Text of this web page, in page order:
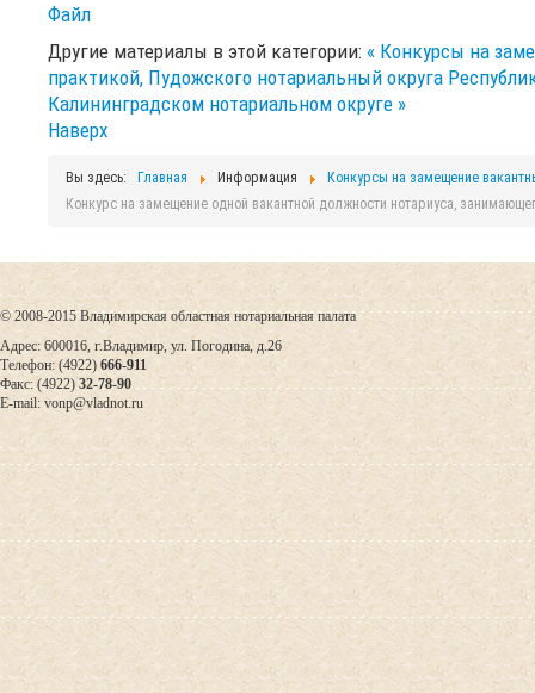
Файл
Другие материалы в этой категории: « Конкурсы на
практикой, Пудожского нотариальный округа
Калининградском нотариальном округе »
Наверх
Вы здесь: Главная Информация
Конкурсы на замещение
Конкурс на замещение одной вакантной должности нотариуса,
© 2008-2015 Владимирская областная нотариальная палата
Адрес: 600016, г.Владимир, ул. Погодина, д.26
Телефон: (4922) 666-911
Факс: (4922)32-78-90
E-mail: vonp@vladnot.ru